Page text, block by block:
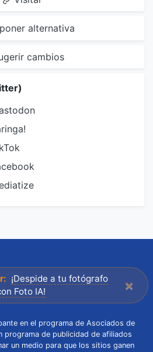
alternativa
cambios
¡Despide a tu fotógrafo
Foto IA!
×
en el programa de Asociados de
programa de publicidad de afiliados
un medio para que los sitios ganen